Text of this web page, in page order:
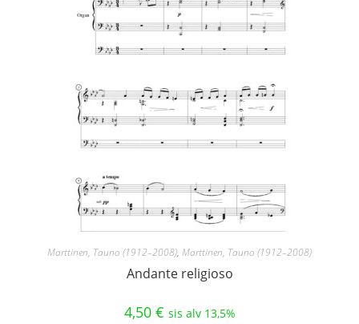
Marttinen, Tauno (1912–2008), Marttinen, Tauno (1912–2008)
Andante religioso
4,50 € sis alv 13,5%